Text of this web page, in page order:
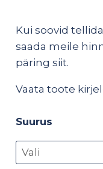
Kui soovid
saada meile
päringsiit.
Vaata toote
Suurus